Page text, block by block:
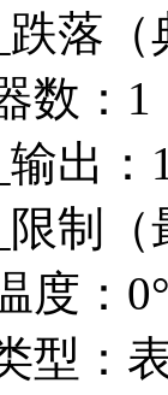
跌落（
数：1
出：
限制
度：
型：